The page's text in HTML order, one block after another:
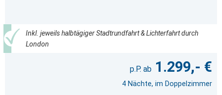
Inkl. jeweils halbtägiger Stadtrundfahrt & Lichterfahrt durch
London
1.299,- €
4 Nächte, im Doppelzimmer